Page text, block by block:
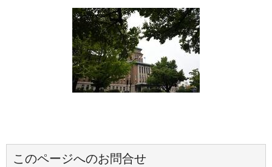
このページへのお問合せ